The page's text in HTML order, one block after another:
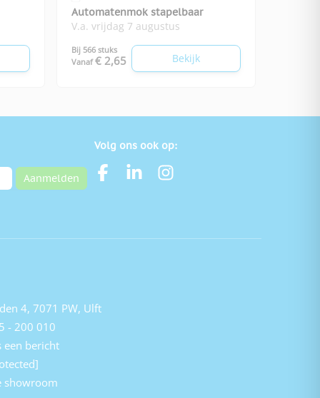
Automatenmok stapelbaar
V.a. vrijdag 7 augustus
Bij 566 stuks
Vanaf € 2,65 Bekijk
Aanmelden
Volg ons ook op:
4, 7071 PW, Ulft
- 200 010
een bericht
showroom